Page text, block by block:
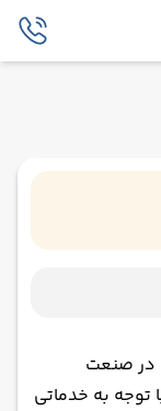
در صنعت
توجه به خدماتی